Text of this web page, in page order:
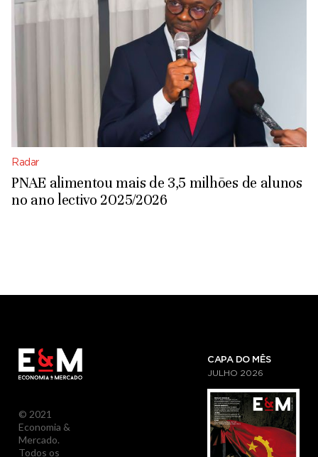
Radar
PNAE alimentou mais de 3,5 milhões de alunos
no ano lectivo 2025/2026
© 2021
Economia &
Mercado.
Todos os
CAPA DO MÊS
JULHO 2026